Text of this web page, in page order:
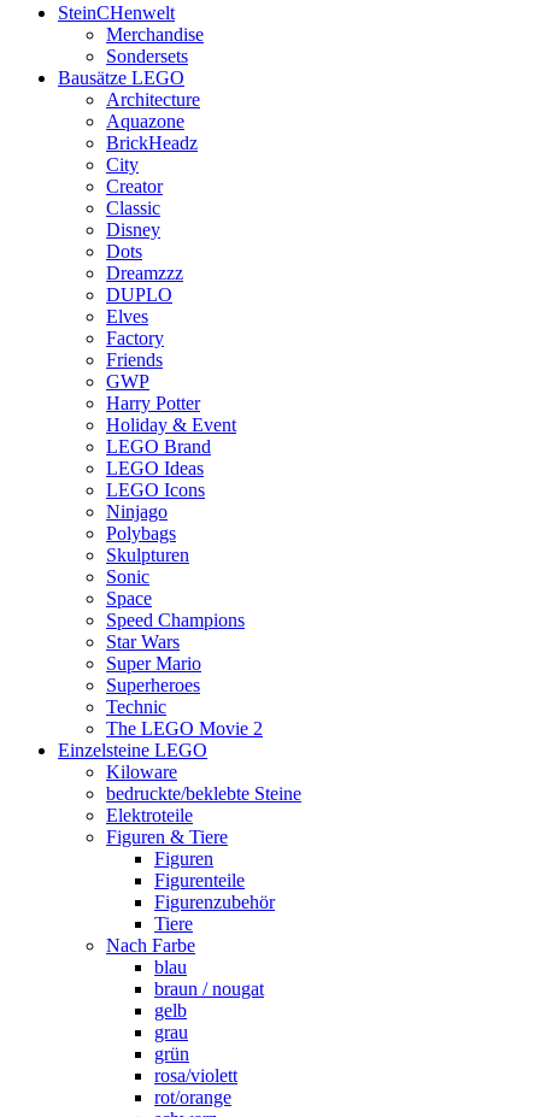
SteinCHenwelt
Merchandise
Sondersets
Bausätze LEGO
Architecture
Aquazone
BrickHeadz
City
Creator
Classic
Disney
Dots
Dreamzzz
DUPLO
Elves
Factory
Friends
GWP
Harry Potter
Holiday & Event
LEGO Brand
LEGO Ideas
LEGO Icons
Ninjago
Polybags
Skulpturen
Sonic
Space
Speed Champions
Star Wars
Super Mario
Superheroes
Technic
The LEGO Movie 2
Einzelsteine LEGO
Kiloware
bedruckte/beklebte Steine
Elektroteile
Figuren & Tiere
Figuren
Figurenteile
Figurenzubehör
Tiere
Nach Farbe
blau
braun / nougat
gelb
grau
grün
rosa/violett
rot/orange